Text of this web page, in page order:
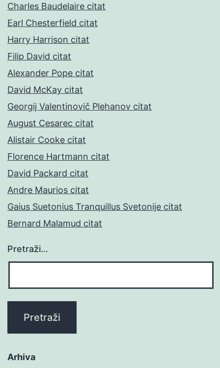
Charles Baudelaire citat
Earl Chesterfield citat
Harry Harrison citat
Filip David citat
Alexander Pope citat
David McKay citat
Georgij Valentinovič Plehanov citat
August Cesarec citat
Alistair Cooke citat
Florence Hartmann citat
David Packard citat
Andre Maurios citat
Gaius Suetonius Tranquillus Svetonije citat
Bernard Malamud citat
Pretraži…
Arhiva